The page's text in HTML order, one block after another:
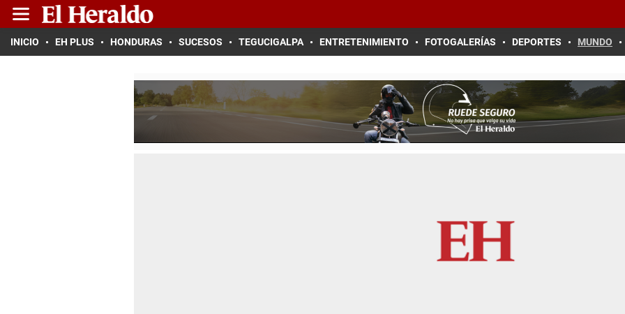
INICIO EH PLUS HONDURAS SUCESOS TEGUCIGALPA ENTRETENIMIENTO FOTOGALERÍAS DEPORTES MUNDO